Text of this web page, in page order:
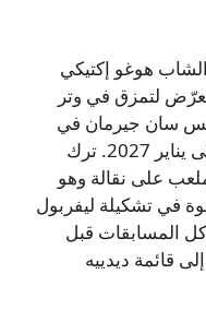
هوغو إكتيكي
لتمزق في وتر
سان جيرمان في
أبريل، ما قد يبعده عن الملاعب حتى يناير 2027. ترك
العمر 23 عامًا الملعب على نقالة وهو
في تشكيلة ليفربول
17 هدفًا في كل المسابقات قبل
قائمة ديدييه